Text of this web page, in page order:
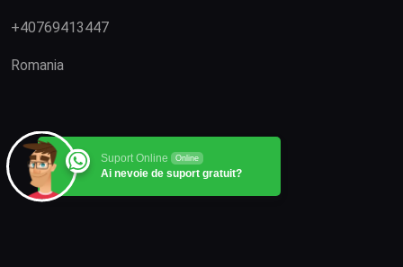
+40769413447
Romania
Suport Online Online
Ai nevoie de suport gratuit?